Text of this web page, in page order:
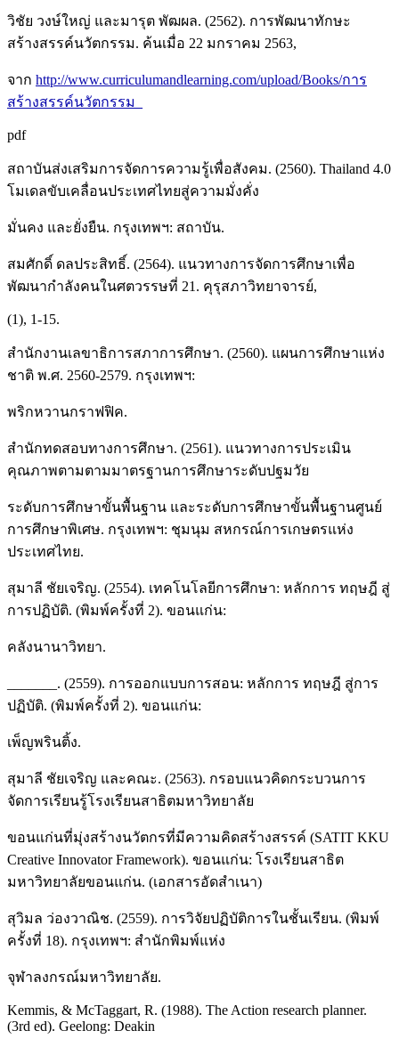
วิชัย วงษ์ใหญ่ และมารุต พัฒผล. (2562). การพัฒนาทักษะ
สร้างสรรค์นวัตกรรม. ค้นเมื่อ 22 มกราคม 2563,
จาก http://www.curriculumandlearning.com/upload/Books/การ
สร้างสรรค์นวัตกรรม_
pdf
สถาบันส่งเสริมการจัดการความรู้เพื่อสังคม. (2560). Thailand 4.0
โมเดลขับเคลื่อนประเทศไทยสู่ความมั่งคั่ง
มั่นคง และยั่งยืน. กรุงเทพฯ: สถาบัน.
สมศักดิ์ ดลประสิทธิ์. (2564). แนวทางการจัดการศึกษาเพื่อ
พัฒนากำลังคนในศตวรรษที่ 21. คุรุสภาวิทยาจารย์,
(1), 1-15.
สำนักงานเลขาธิการสภาการศึกษา. (2560). แผนการศึกษาแห่ง
ชาติ พ.ศ. 2560-2579. กรุงเทพฯ:
พริกหวานกราฟฟิค.
สำนักทดสอบทางการศึกษา. (2561). แนวทางการประเมิน
คุณภาพตามตามมาตรฐานการศึกษาระดับปฐมวัย
ระดับการศึกษาขั้นพื้นฐาน และระดับการศึกษาขั้นพื้นฐานศูนย์
การศึกษาพิเศษ. กรุงเทพฯ: ชุมนุม สหกรณ์การเกษตรแห่ง
ประเทศไทย.
สุมาลี ชัยเจริญ. (2554). เทคโนโลยีการศึกษา: หลักการ ทฤษฎี สู่
การปฏิบัติ. (พิมพ์ครั้งที่ 2). ขอนแก่น:
คลังนานาวิทยา.
_______. (2559). การออกแบบการสอน: หลักการ ทฤษฎี สู่การ
ปฏิบัติ. (พิมพ์ครั้งที่ 2). ขอนแก่น:
เพ็ญพรินติ้ง.
สุมาลี ชัยเจริญ และคณะ. (2563). กรอบแนวคิดกระบวนการ
จัดการเรียนรู้โรงเรียนสาธิตมหาวิทยาลัย
ขอนแก่นที่มุ่งสร้างนวัตกรที่มีความคิดสร้างสรรค์ (SATIT KKU
Creative Innovator Framework). ขอนแก่น: โรงเรียนสาธิต
มหาวิทยาลัยขอนแก่น. (เอกสารอัดสำเนา)
สุวิมล ว่องวาณิช. (2559). การวิจัยปฏิบัติการในชั้นเรียน. (พิมพ์
ครั้งที่ 18). กรุงเทพฯ: สำนักพิมพ์แห่ง
จุฬาลงกรณ์มหาวิทยาลัย.
Kemmis, & McTaggart, R. (1988). The Action research planner.
(3rd ed). Geelong: Deakin